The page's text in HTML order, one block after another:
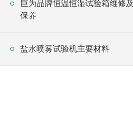
巨为品牌恒温恒湿试验箱维修及
保养
盐水喷雾试验机主要材料